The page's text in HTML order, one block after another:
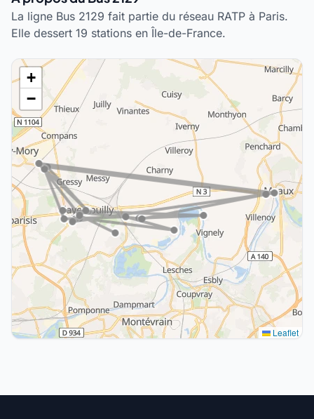
La ligne Bus 2129 fait partie du réseau RATP à Paris.
Elle dessert 19 stations en Île-de-France.
+
−
Leaflet